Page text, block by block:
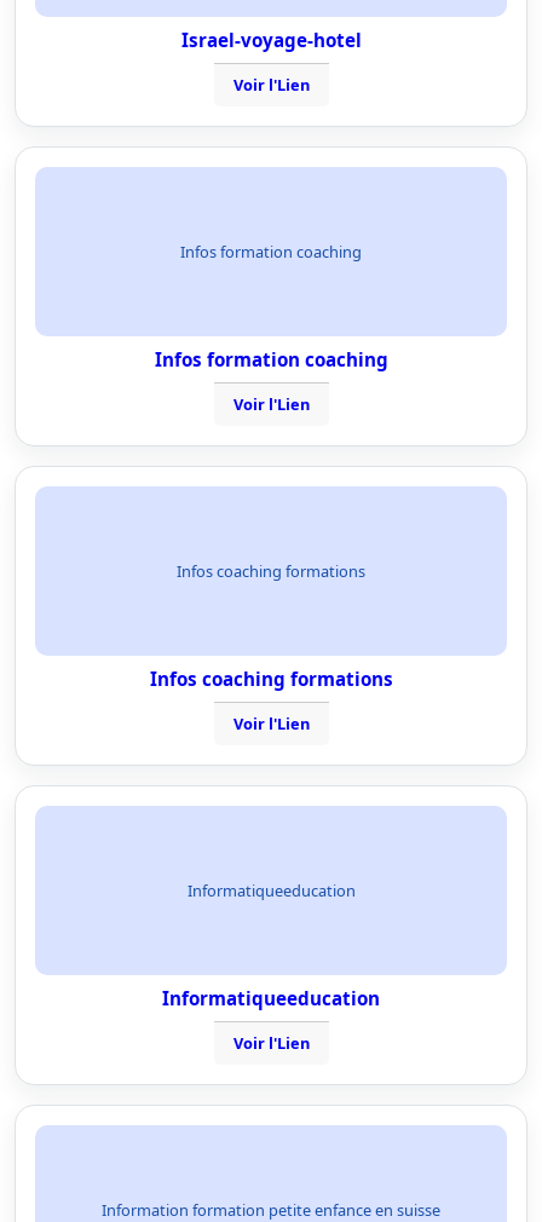
Israel-voyage-hotel
Voir l'Lien
Infos formation coaching
Infos formation coaching
Voir l'Lien
Infos coaching formations
Infos coaching formations
Voir l'Lien
Informatiqueeducation
Informatiqueeducation
Voir l'Lien
Information formation petite enfance en suisse